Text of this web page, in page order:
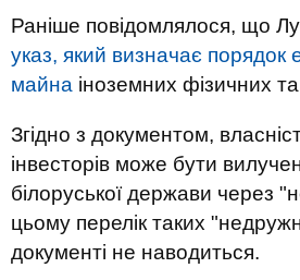
Раніше повідомлялося, що
указ, який визначає порядок
майна іноземних фізичних
Згідно з документом,
інвесторів може бути
білоруської держави через
цьому перелік таких
документі не наводиться.